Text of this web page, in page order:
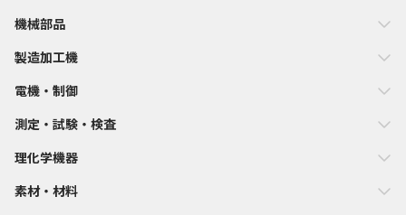
機械部品
製造加工機
電機・制御
測定・試験・検査
理化学機器
素材・材料